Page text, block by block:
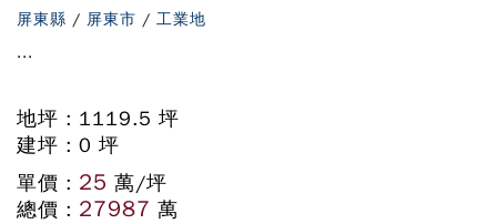
屏東縣 / 屏東市 / 工業地
...
地坪 : 1119.5 坪
建坪 : 0 坪
單價 : 25 萬/坪
總價 : 27987 萬